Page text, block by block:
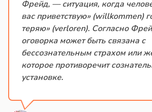
Фрейд, — ситуация, когда
вас приветствую» (willkommen)
теряю» (verloren). Согласно
оговорка может быть связана с
бессознательным страхом или
которое противоречит
установке.